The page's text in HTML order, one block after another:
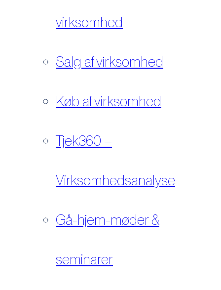
virksomhed
Salg af virksomhed
Køb af virksomhed
Tjek360 –
Virksomhedsanalyse
Gå-hjem-møder &
seminarer